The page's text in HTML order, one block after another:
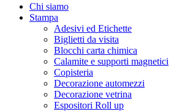
Chi siamo
Stampa
Adesivi ed Etichette
Biglietti da visita
Blocchi carta chimica
Calamite e supporti magnetici
Copisteria
Decorazione automezzi
Decorazione vetrina
Espositori Roll up